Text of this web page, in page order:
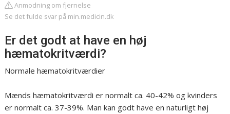
Anmodning om fjernelse
Se det fulde svar på min.medicin.dk
Er det godt at have en høj
hæmatokritværdi?
Normale hæmatokritværdier
Mænds hæmatokritværdi er normalt ca. 40-42% og kvinders
er normalt ca. 37-39%. Man kan godt have en naturligt høj